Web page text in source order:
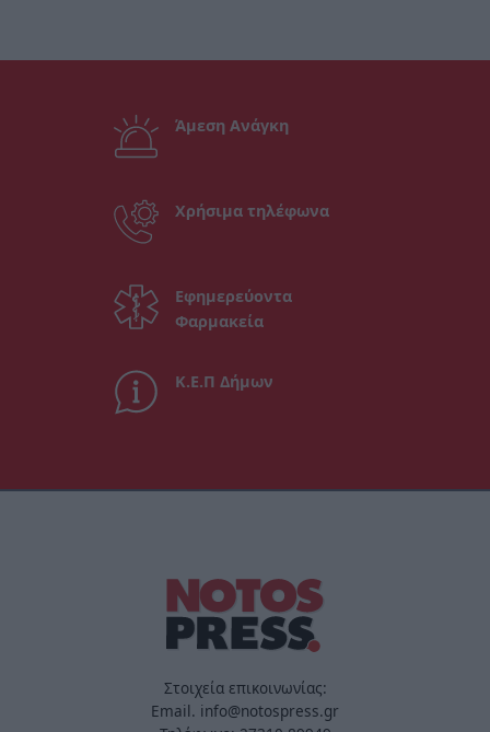
Άμεση Ανάγκη
Χρήσιμα τηλέφωνα
Εφημερεύοντα
Φαρμακεία
Κ.Ε.Π Δήμων
Στοιχεία επικοινωνίας:
Email. info@notospress.gr